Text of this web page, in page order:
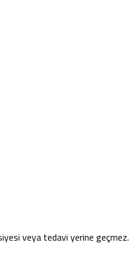
veya tedavi yerine geçmez.